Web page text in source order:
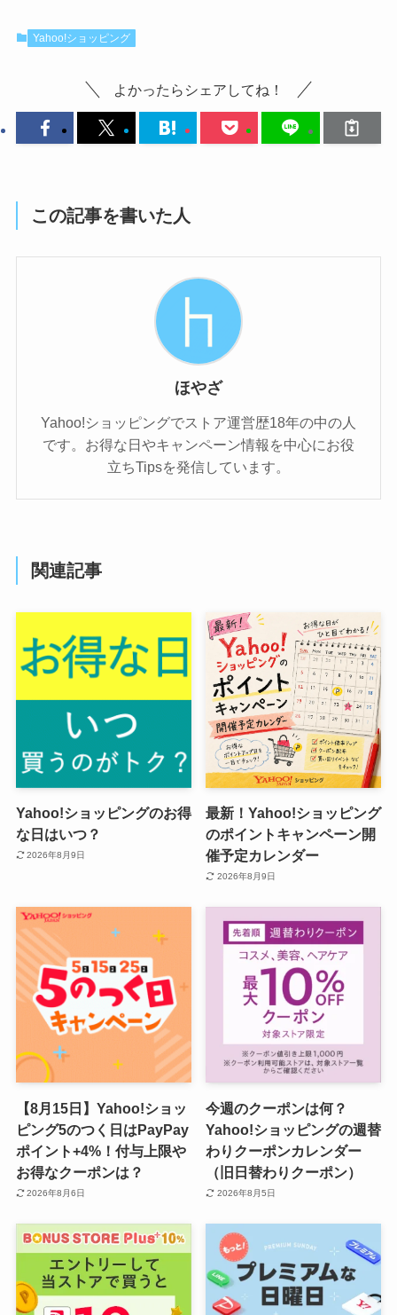
Yahoo!ショッピング
よかったらシェアしてね！
この記事を書いた人
ほやざ
Yahoo!ショッピングでストア運営歴18年の中の人
です。お得な日やキャンペーン情報を中心にお役
立ちTipsを発信しています。
関連記事
Yahoo!ショッピングのお得
な日はいつ？
2026年8月9日
最新！Yahoo!ショッピング
のポイントキャンペーン開
催予定カレンダー
2026年8月9日
【8月15日】Yahoo!ショッ
ピング5のつく日はPayPay
ポイント+4%！付与上限や
お得なクーポンは？
2026年8月6日
今週のクーポンは何？
Yahoo!ショッピングの週替
わりクーポンカレンダー
（旧日替わりクーポン）
2026年8月5日